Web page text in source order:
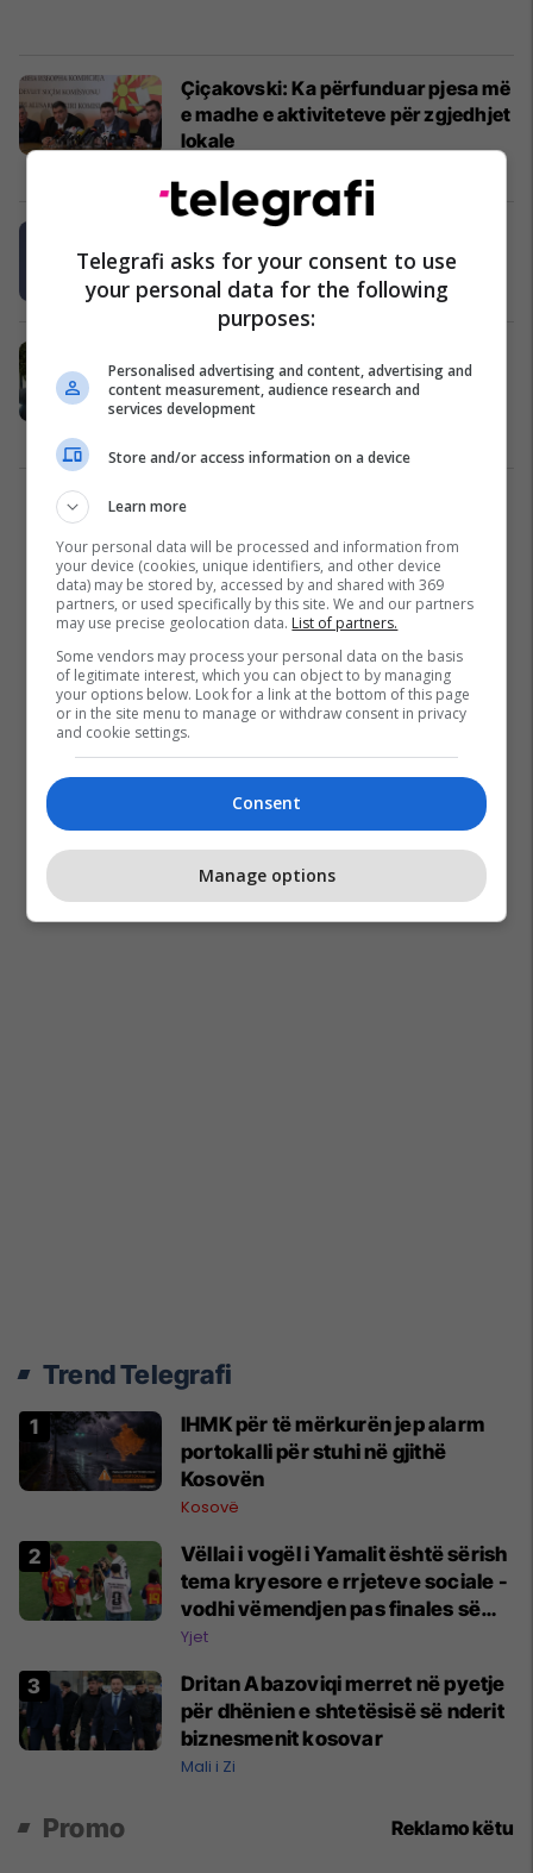
Çiçakovski: Ka përfunduar pjesa më
e madhe e aktiviteteve për zgjedhjet
lokale
Milloshoski: Çiçakovski po sillet si
gjykatës dhe jo si kryetar
Politikë 17/12/2016
kryetari i KSHZ-së, Aleksandar
Çiçakovski
Trend Telegrafi
​IHMK për të mërkurën jep alarm
portokalli për stuhi në gjithë
Kosovën
Kosovë
Vëllai i vogël i Yamalit është sërish
tema kryesore e rrjeteve sociale -
vodhi vëmendjen pas finales së
Kupës së Botës
Yjet
Dritan Abazoviqi merret në pyetje
për dhënien e shtetësisë së nderit
biznesmenit kosovar
Mali i Zi
Promo Reklamo këtu
Telegrafi asks for your consent to use
your personal data for the following
purposes:
Personalised advertising and content, advertising and
content measurement, audience research and
services development
Store and/or access information on a device
Learn more
Your personal data will be processed and information from
your device (cookies, unique identifiers, and other device
data) may be stored by, accessed by and shared with 369
partners, or used specifically by this site. We and our partners
may use precise geolocation data. List of partners.
Some vendors may process your personal data on the basis
of legitimate interest, which you can object to by managing
your options below. Look for a link at the bottom of this page
or in the site menu to manage or withdraw consent in privacy
and cookie settings.
Consent
Manage options